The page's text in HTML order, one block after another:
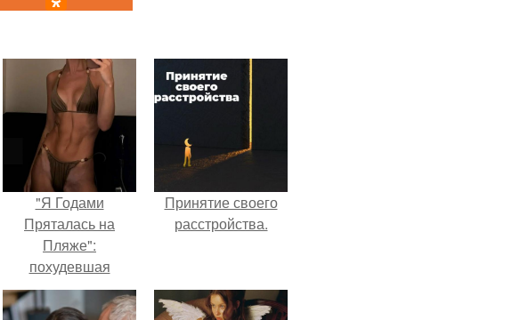
"Я Годами
Пряталась на
Пляже":
похудевшая
невестка Валерии
показала фигуру в
Принятие своего
расстройства.